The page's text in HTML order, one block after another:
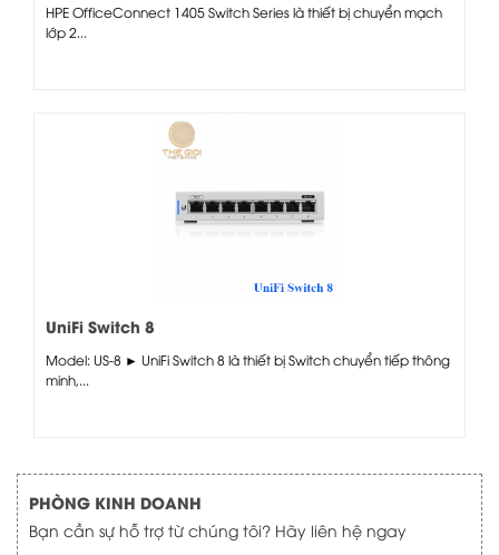
HPE OfficeConnect 1405 Switch Series là thiết bị chuyển mạch
lớp 2...
UniFi Switch 8
Model: US-8 ► UniFi Switch 8 là thiết bị Switch chuyển tiếp thông
minh,...
PHÒNG KINH DOANH
Bạn cần sự hỗ trợ từ chúng tôi? Hãy liên hệ ngay